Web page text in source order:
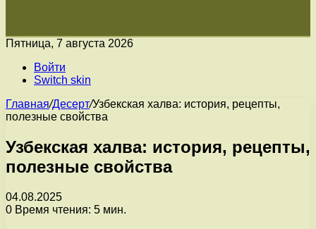
Пятница, 7 августа 2026
Войти
Switch skin
Главная/Десерт/Узбекская халва: история, рецепты,
полезные свойства
Узбекская халва: история, рецепты,
полезные свойства
04.08.2025
0 Время чтения: 5 мин.